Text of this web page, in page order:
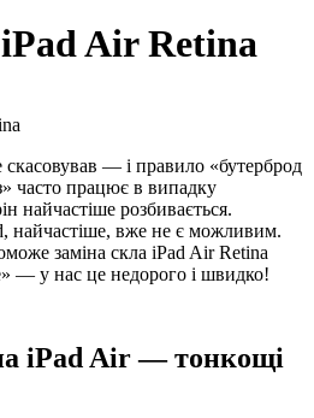
Air Retina
скасовував — і правило «бутерброд
часто працює в випадку
найчастіше розбивається.
найчастіше, вже не є можливим.
заміна скла iPad Air Retina
— у нас це недорого і швидко!
iPad Air — тонкощі